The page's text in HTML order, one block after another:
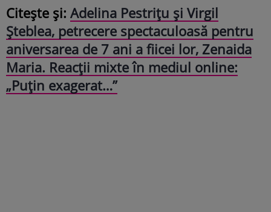
Citește și: Adelina Pestrițu și Virgil
Șteblea, petrecere spectaculoasă pentru
aniversarea de 7 ani a fiicei lor, Zenaida
Maria. Reacții mixte în mediul online:
„Puțin exagerat…”